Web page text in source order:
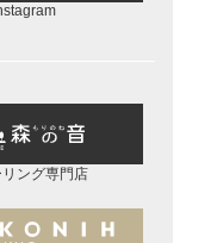
ング専門店